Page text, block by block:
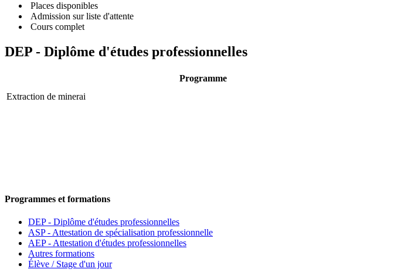
Places disponibles
Admission sur liste d'attente
Cours complet
DEP - Diplôme d'études professionnelles
Programme
Extraction de minerai
Programmes et formations
DEP - Diplôme d'études professionnelles
ASP - Attestation de spécialisation professionnelle
AEP - Attestation d'études professionnelles
Autres formations
Élève / Stage d'un jour